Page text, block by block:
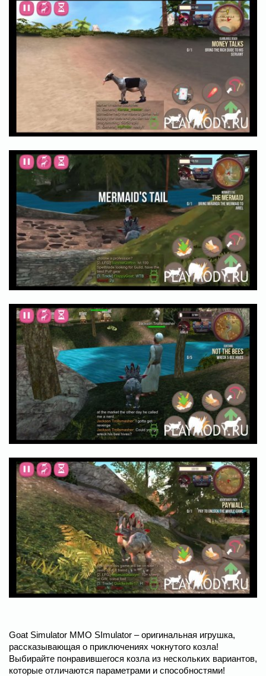
Goat Simulator MMO SImulator – оригинальная игрушка,
рассказывающая о приключениях чокнутого козла!
Выбирайте понравившегося козла из нескольких вариантов,
которые отличаются параметрами и способностями!